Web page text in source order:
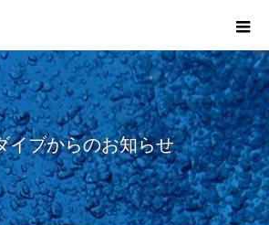
イブからのお知らせ